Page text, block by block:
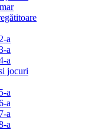
a
a
a
jocuri
a
a
a
a